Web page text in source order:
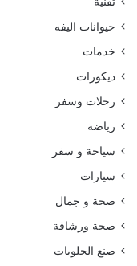
حيوانات اليفه
خدمات
ديكورات
رحلات وسفر
رياضة
سياحة و سفر
سيارات
صحة و جمال
صحة ورشاقة
صنع الحلويات